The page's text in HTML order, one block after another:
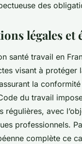
des
légales et
santé travail en
visant à protéger
la
du travail
régulières, avec
professionnels.
complète ce